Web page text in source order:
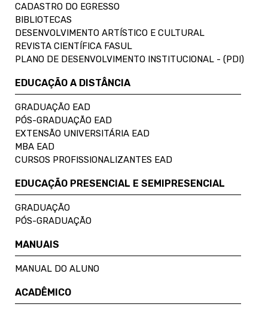
CADASTRO DO EGRESSO
BIBLIOTECAS
DESENVOLVIMENTO ARTÍSTICO E CULTURAL
REVISTA CIENTÍFICA FASUL
PLANO DE DESENVOLVIMENTO INSTITUCIONAL - (PDI)
EDUCAÇÃO A DISTÂNCIA
GRADUAÇÃO EAD
PÓS-GRADUAÇÃO EAD
EXTENSÃO UNIVERSITÁRIA EAD
MBA EAD
CURSOS PROFISSIONALIZANTES EAD
EDUCAÇÃO PRESENCIAL E SEMIPRESENCIAL
GRADUAÇÃO
PÓS-GRADUAÇÃO
MANUAIS
MANUAL DO ALUNO
ACADÊMICO